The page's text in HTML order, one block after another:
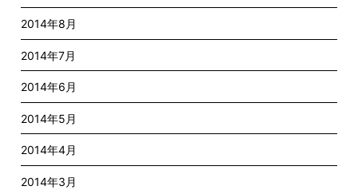
2014年8月
2014年7月
2014年6月
2014年5月
2014年4月
2014年3月